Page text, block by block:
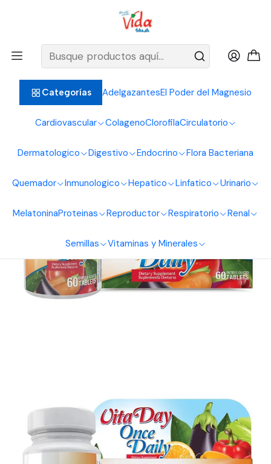
Categorías AdelgazantesEl Poder del Magnesio
Cardiovascular ColagenoClorofilaCirculatorio
Dermatologico Digestivo Endocrino Flora Bacteriana
Quemador Inmunologico Hepatico Linfatico Urinario
MelatoninaProteinas Reproductor Respiratorio Renal
Semillas Vitaminas y Minerales
BIENVENIDOS ALIMENTOS NATURALES VIDA SANA
Vitaday 1 Once A Day 60 Tabletas Healthy America